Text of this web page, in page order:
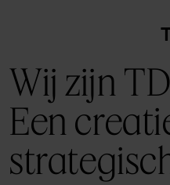
Wij zijn
Een